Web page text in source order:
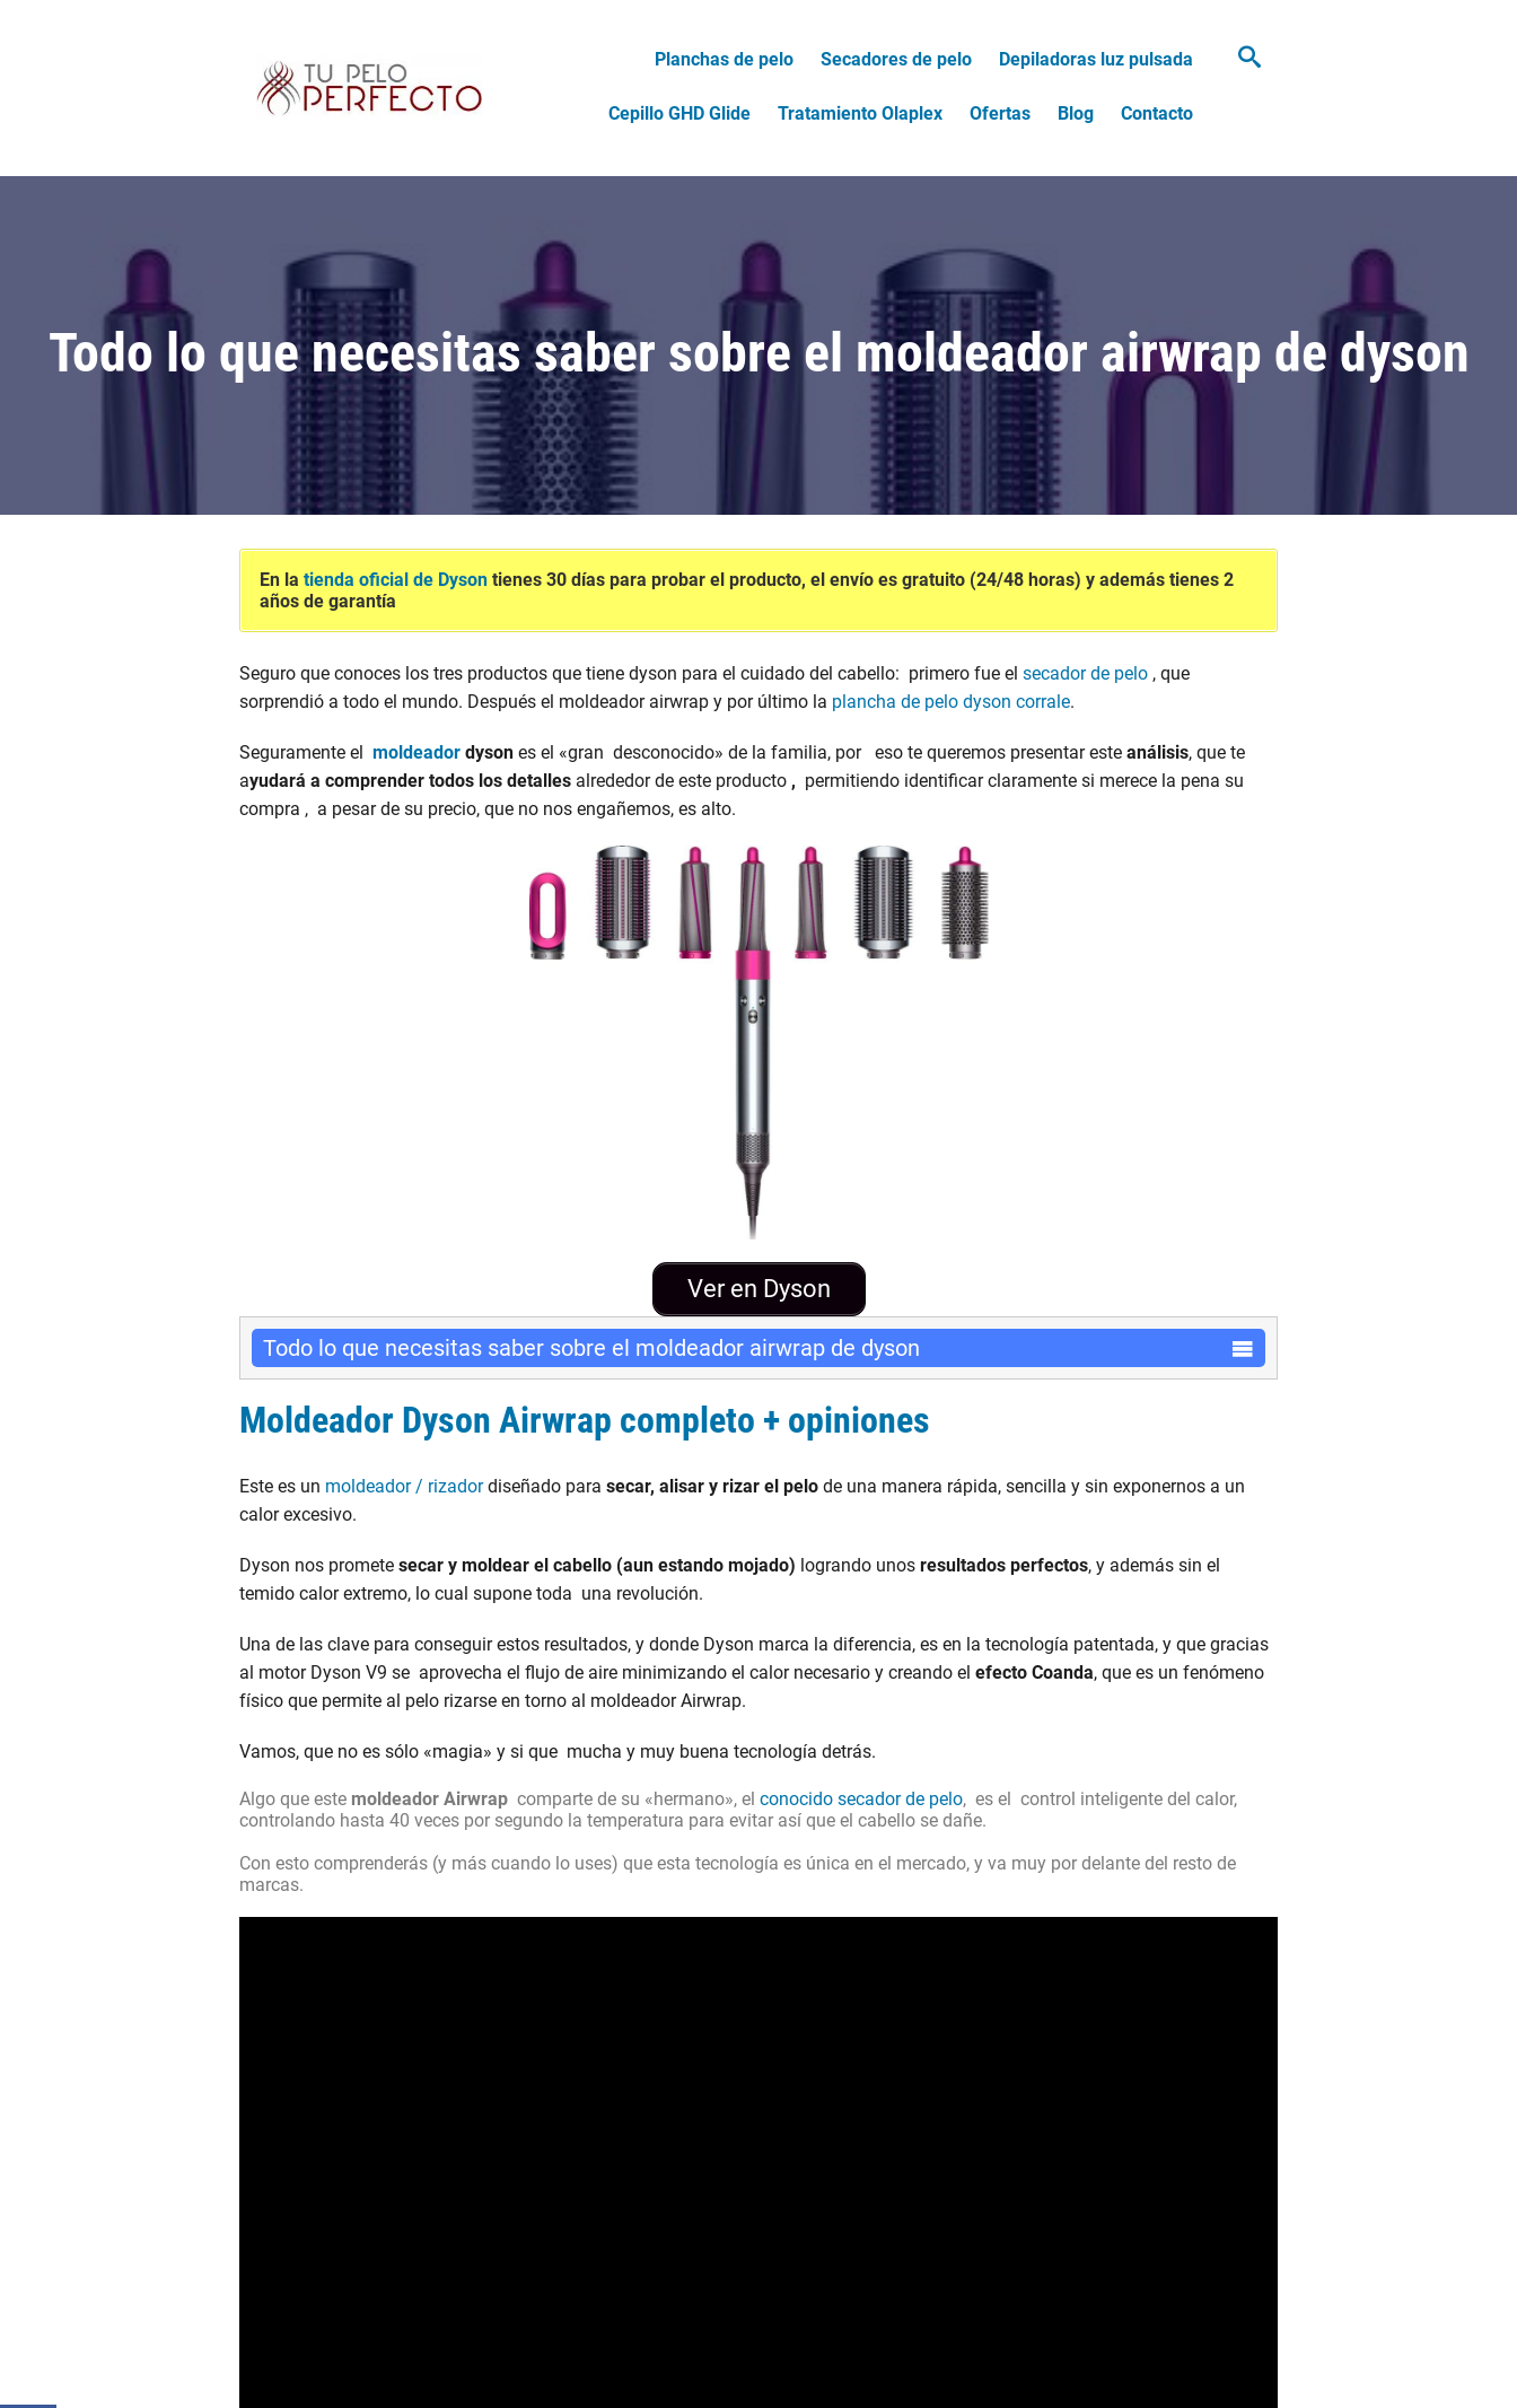
Planchas de pelo Secadores de pelo Depiladoras luz pulsada
Cepillo GHD Glide Tratamiento Olaplex Ofertas Blog Contacto
Todo lo que necesitas saber sobre el moldeador airwrap de dyson
En la tienda oficial de Dyson tienes 30 días para probar el producto, el envío es gratuito (24/48 horas) y además tienes 2
años de garantía
Seguro que conoces los tres productos que tiene dyson para el cuidado del cabello: primero fue el secador de pelo , que
sorprendió a todo el mundo. Después el moldeador airwrap y por último la plancha de pelo dyson corrale.
Seguramente el moldeador dyson es el «gran desconocido» de la familia, por eso te queremos presentar este análisis, que te
ayudará a comprender todos los detalles alrededor de este producto , permitiendo identificar claramente si merece la pena su
compra , a pesar de su precio, que no nos engañemos, es alto.
Ver en Dyson
Todo lo que necesitas saber sobre el moldeador airwrap de dyson
Moldeador Dyson Airwrap completo + opiniones
Este es un moldeador / rizadordiseñado para secar, alisar y rizar el pelo de una manera rápida, sencilla y sin exponernos a un
calor excesivo.
Dyson nos promete secar y moldear el cabello (aun estando mojado) logrando unos resultados perfectos, y además sin el
temido calor extremo, lo cual supone toda una revolución.
Una de las clave para conseguir estos resultados, y donde Dyson marca la diferencia, es en la tecnología patentada, y que gracias
al motor Dyson V9 se aprovecha el flujo de aire minimizando el calor necesario y creando el efecto Coanda, que es un fenómeno
físico que permite al pelo rizarse en torno al moldeador Airwrap.
Vamos, que no es sólo «magia» y si que mucha y muy buena tecnología detrás.
Algo que este moldeador Airwrap comparte de su «hermano», el conocido secador de pelo, es el control inteligente del calor,
controlando hasta 40 veces por segundo la temperatura para evitar así que el cabello se dañe.
Con esto comprenderás (y más cuando lo uses) que esta tecnología es única en el mercado, y va muy por delante del resto de
marcas.